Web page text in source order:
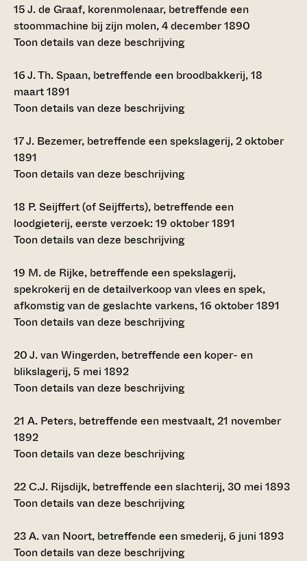
15J. de Graaf, korenmolenaar, betreffende een
stoommachine bij zijn molen, 4 december 1890
Toon details van deze beschrijving
16J. Th. Spaan, betreffende een broodbakkerij, 18
maart 1891
Toon details van deze beschrijving
17J. Bezemer, betreffende een spekslagerij, 2 oktober
1891
Toon details van deze beschrijving
18 P. Seijffert (of Seijfferts), betreffende een
loodgieterij, eerste verzoek: 19 oktober 1891
Toon details van deze beschrijving
19 M. de Rijke, betreffende een spekslagerij,
spekrokerij en de detailverkoop van vlees en spek,
afkomstig van de geslachte varkens, 16 oktober 1891
Toon details van deze beschrijving
20J. van Wingerden, betreffende een koper- en
blikslagerij, 5 mei 1892
Toon details van deze beschrijving
21 A. Peters, betreffende een mestvaalt, 21 november
1892
Toon details van deze beschrijving
22C.J. Rijsdijk, betreffende een slachterij, 30 mei 1893
Toon details van deze beschrijving
23A. van Noort, betreffende een smederij, 6 juni 1893
Toon details van deze beschrijving